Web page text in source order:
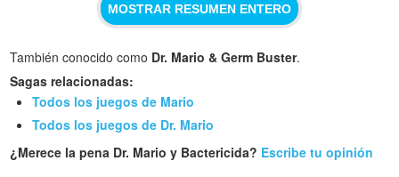
MOSTRAR RESUMEN ENTERO
También conocido como Dr. Mario & Germ Buster.
Sagas relacionadas:
Todos los juegos de Mario
Todos los juegos de Dr. Mario
¿Merece la pena Dr. Mario y Bactericida? Escribe tu opinión